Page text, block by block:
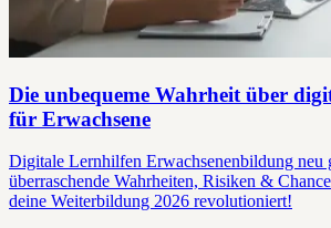
Die unbequeme Wahrheit über
für Erwachsene
Digitale Lernhilfen Erwachsenenbildung neu
überraschende Wahrheiten, Risiken &
deine Weiterbildung 2026 revolutioniert!